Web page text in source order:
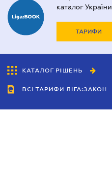
каталог України
ТАРИФИ
КАТАЛОГ РІШЕНЬ
ВСІ ТАРИФИ ЛІГА:ЗАКОН